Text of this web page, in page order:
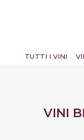
TUTTI I VINI
VINI